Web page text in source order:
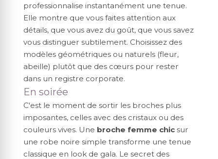
professionnalise instantanément une tenue.
Elle montre que vous faites attention aux
détails, que vous avez du goût, que vous savez
vous distinguer subtilement. Choisissez des
modèles géométriques ou naturels (fleur,
abeille) plutôt que des cœurs pour rester
dans un registre corporate.
En soirée
C'est le moment de sortir les broches plus
imposantes, celles avec des cristaux ou des
couleurs vives. Une broche femme chic sur
une robe noire simple transforme une tenue
classique en look de gala. Le secret des